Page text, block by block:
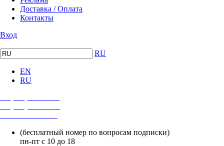
Доставка / Оплата
Контакты
Вход
RU
EN
RU
(бесплатный номер по вопросам подписки)
пн-пт с 10 до 18